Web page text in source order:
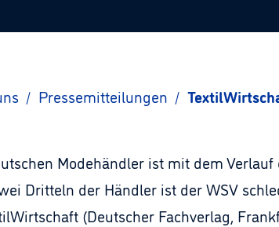
/ Pressemitteilungen /
Modehändler ist mit dem
Dritteln der Händler ist der WSV
(Deutscher Fachverlag,